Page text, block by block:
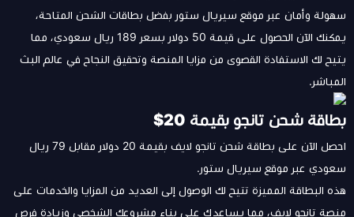
سهولة وأمان عبر موقع سيريال ستور بفضل بطاقات الشحن المتاحة،
يمكنك الآن الحصول على قيمة 50 دولار بسعر 189 ريال سعودي، مما
يتيح لك الاستفادة القصوى من مزايا المنصة وتحقيق النجاح في عالم البث
المباشر.
بطاقة شحن تانجو بقيمة 20$
احصل الآن على بطاقة شحن تانجو لايف بقيمة 20 دولار مقابل 79 ريال
سعودي عبر موقع سيريال ستور.
هذه البطاقة المميزة تتيح لك الوصول إلى العديد من المزايا والخدمات على
منصة تانجو لايف، مما يساعدك على بناء مشروعك الشخصي وزيادة فرص